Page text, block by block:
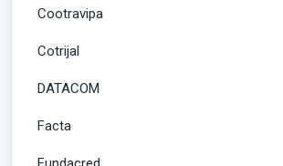
Cootravipa
Cotrijal
DATACOM
Facta